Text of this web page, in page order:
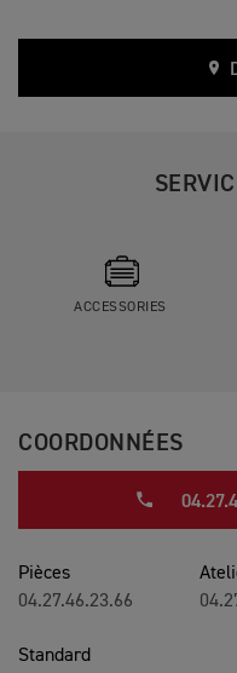
ACCESSORIES
COORDONNÉES
Pièces
04.27.46.23.66
Standard